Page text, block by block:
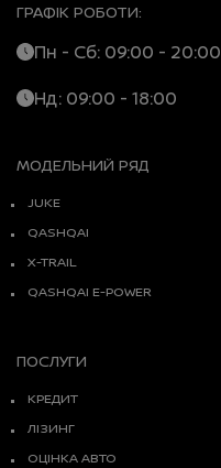
ГРАФІК РОБОТИ:
Пн - Сб: 09:00 - 20:00
Нд: 09:00 - 18:00
МОДЕЛЬНИЙ РЯД
JUKE
QASHQAI
X-TRAIL
QASHQAI E-POWER
ПОСЛУГИ
КРЕДИТ
ЛІЗИНГ
ОЦІНКА АВТО